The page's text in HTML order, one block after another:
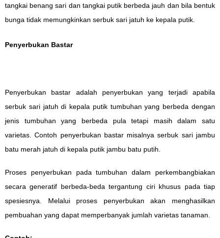
tangkai benang sari dan tangkai putik berbeda jauh dan bila bentuk
bunga tidak memungkinkan serbuk sari jatuh ke kepala putik.
Penyerbukan Bastar
Penyerbukan bastar adalah penyerbukan yang terjadi apabila
serbuk sari jatuh di kepala putik tumbuhan yang berbeda dengan
jenis tumbuhan yang berbeda pula tetapi masih dalam satu
varietas. Contoh penyerbukan bastar misalnya serbuk sari jambu
batu merah jatuh di kepala putik jambu batu putih.
Proses penyerbukan pada tumbuhan dalam perkembangbiakan
secara generatif berbeda-beda tergantung ciri khusus pada tiap
spesiesnya. Melalui proses penyerbukan akan menghasilkan
pembuahan yang dapat memperbanyak jumlah varietas tanaman.